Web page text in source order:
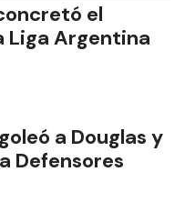
el
Liga Argentina
a Douglas y
Defensores